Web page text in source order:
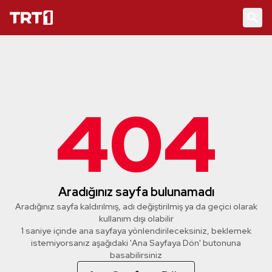
404
Aradığınız sayfa bulunamadı
Aradığınız sayfa kaldırılmış, adı değiştirilmiş ya da geçici olarak
kullanım dışı olabilir
1 saniye içinde ana sayfaya yönlendirileceksiniz, beklemek
istemiyorsanız aşağıdaki 'Ana Sayfaya Dön' butonuna
basabilirsiniz